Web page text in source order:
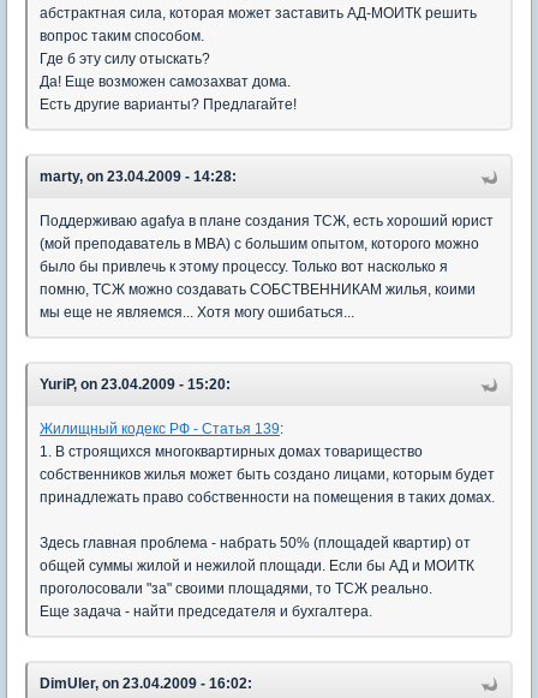
абстрактная сила, которая может заставить АД-МОИТК решить
вопрос таким способом.
Где б эту силу отыскать?
Да! Еще возможен самозахват дома.
Есть другие варианты? Предлагайте!
marty, on 23.04.2009 - 14:28:
Поддерживаю agafya в плане создания ТСЖ, есть хороший юрист
(мой преподаватель в МВА) с большим опытом, которого можно
было бы привлечь к этому процессу. Только вот насколько я
помню, ТСЖ можно создавать СОБСТВЕННИКАМ жилья, коими
мы еще не являемся... Хотя могу ошибаться...
YuriP, on 23.04.2009 - 15:20:
Жилищный кодекс РФ - Статья 139:
1. В строящихся многоквартирных домах товарищество
собственников жилья может быть создано лицами, которым будет
принадлежать право собственности на помещения в таких домах.
Здесь главная проблема - набрать 50% (площадей квартир) от
общей суммы жилой и нежилой площади. Если бы АД и МОИТК
проголосовали "за" своими площадями, то ТСЖ реально.
Еще задача - найти председателя и бухгалтера.
DimUler, on 23.04.2009 - 16:02: